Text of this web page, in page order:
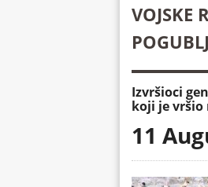
VOJSKE
Izvršioci
koji je vršio
11